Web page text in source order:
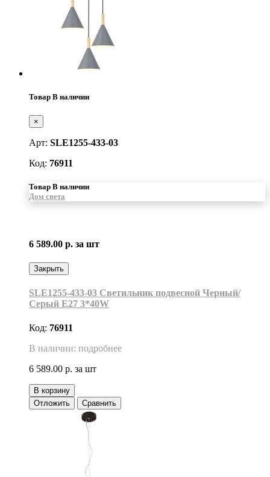
Товар В наличии
×
Арт: SLE1255-433-03
Код: 76911
Товар В наличии
Дом света
6 589.00 р. за шт
Закрыть
SLE1255-433-03 Светильник подвесной Черный/
Серый E27 3*40W
Код: 76911
В наличии: подробнее
6 589.00 р. за шт
В корзину
Отложить
Сравнить